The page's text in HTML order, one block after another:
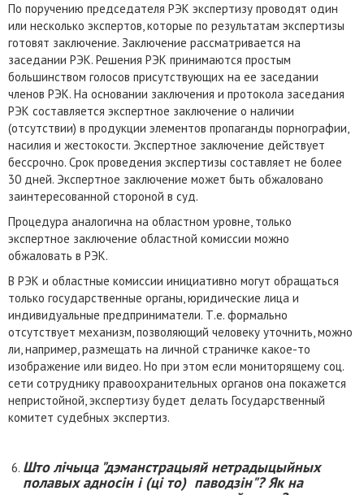
По поручению председателя РЭК экспертизу проводят один
или несколько экспертов, которые по результатам экспертизы
готовят заключение. Заключение рассматривается на
заседании РЭК. Решения РЭК принимаются простым
большинством голосов присутствующих на ее заседании
членов РЭК. На основании заключения и протокола заседания
РЭК составляется экспертное заключение о наличии
(отсутствии) в продукции элементов пропаганды порнографии,
насилия и жестокости. Экспертное заключение действует
бессрочно. Срок проведения экспертизы составляет не более
30 дней. Экспертное заключение может быть обжаловано
заинтересованной стороной в суд.
Процедура аналогична на областном уровне, только
экспертное заключение областной комиссии можно
обжаловать в РЭК.
В РЭК и областные комиссии инициативно могут обращаться
только государственные органы, юридические лица и
индивидуальные предприниматели. Т.е. формально
отсутствует механизм, позволяющий человеку уточнить, можно
ли, например, размещать на личной страничке какое-то
изображение или видео. Но при этом если мониторящему соц.
сети сотруднику правоохранительных органов она покажется
непристойной, экспертизу будет делать Государственный
комитет судебных экспертиз.
Што лічыца "дэманстрацыяй нетрадыцыйных
полавых адносін і (ці то) паводзін"? Як на